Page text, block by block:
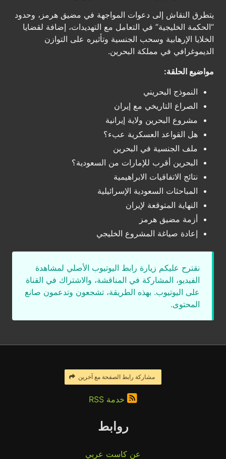
يتطرق النقاش إلى دعوات المواجهة في مضيق هرمز، وحدود
“الحكمة الخليجية” في التعامل مع التهديدات، إضافة لقضايا
الخلايا الإرهابية وسحب الجنسية وتأثيره على التوازن
الديموغرافي في مملكة البحرين.
مواضيع الحلقة:
النموذج البحريني
الصراع التاريخي مع إيران
مشروع البحرين ولاية إيرانية
هل القواعد العسكرية عبء؟
ملف الجنسية في البحرين
البحرين أقرب للإمارات من السعودية؟
نتائج الاتفاقيات الابراهيمية
المباحثات السعودية الإسرائيلية
النهاية المتوقعة لإيران
أزمة مضيق هرمز
إعادة صياغة المشروع الخليجي
نقترح عليكم زيارة رابط اليوتيوب الأصلي لمشاهدة
الفيديو، المشاركة في المناقشة، والاشتراك في القناة
على اليوتيوب. بهذه الطريقة، تشجعون وتدعمون صانع
المحتوى.
مشاركة رابط الصفحة مع آخرين
خدمة RSS
روابط
عن كاست عربي